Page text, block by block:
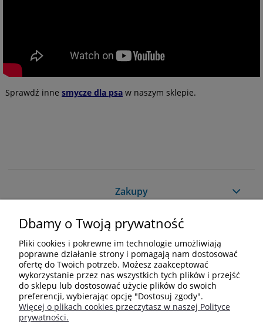
Sprawdź inne smycze dla psa w naszym sklepie.
Zakupy
Pomoc
Moje konto
Informacje
Kontakt
Dbamy o Twoją prywatność
Pliki cookies i pokrewne im technologie umożliwiają
poprawne działanie strony i pomagają nam dostosować
ofertę do Twoich potrzeb. Możesz zaakceptować
wykorzystanie przez nas wszystkich tych plików i przejść
do sklepu lub dostosować użycie plików do swoich
preferencji, wybierając opcję "Dostosuj zgody".
Więcej o plikach cookies przeczytasz w naszej Polityce
prywatności.